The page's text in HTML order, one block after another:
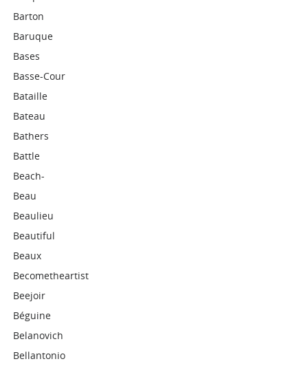
Barton
Baruque
Bases
Basse-Cour
Bataille
Bateau
Bathers
Battle
Beach-
Beau
Beaulieu
Beautiful
Beaux
Becometheartist
Beejoir
Béguine
Belanovich
Bellantonio